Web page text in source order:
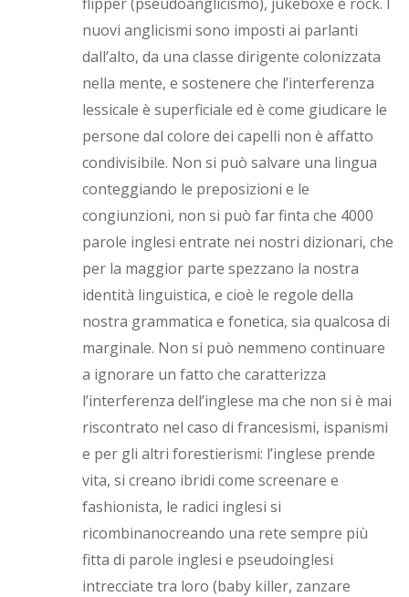
nuovi anglicismi sono imposti ai parlanti
dall’alto, da una classe dirigente colonizzata
nella mente, e sostenere che l’interferenza
lessicale è superficiale ed è come giudicare le
persone dal colore dei capelli non è affatto
condivisibile. Non si può salvare una lingua
conteggiando le preposizioni e le
congiunzioni, non si può far finta che 4000
parole inglesi entrate nei nostri dizionari, che
per la maggior parte spezzano la nostra
identità linguistica, e cioè le regole della
nostra grammatica e fonetica, sia qualcosa di
marginale. Non si può nemmeno continuare
a ignorare un fatto che caratterizza
l’interferenza dell’inglese ma che non si è mai
riscontrato nel caso di francesismi, ispanismi
e per gli altri forestierismi: l’inglese prende
vita, si creano ibridi come screenare e
fashionista, le radici inglesi si
ricombinanocreando una rete sempre più
fitta di parole inglesi e pseudoinglesi
intrecciate tra loro (baby killer, zanzare